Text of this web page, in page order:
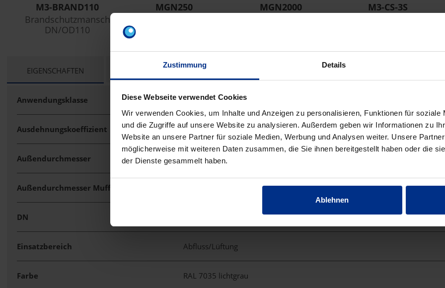
Zustimmung Details
Diese Webseite verwendet Cookies
Wir verwenden Cookies, um Inhalte und Anzeigen zu personalisieren, Funktionen für soziale
und die Zugriffe auf unsere Website zu analysieren. Außerdem geben wir Informationen zu
Website an unsere Partner für soziale Medien, Werbung und Analysen weiter. Unsere
möglicherweise mit weiteren Daten zusammen, die Sie ihnen bereitgestellt haben oder die
der Dienste gesammelt haben.
Ablehnen
M3-BRAND110
Brandschutzmansch
DN/OD110
MGN250
MGN2000
M3-CS-3S
CURRENT
EIGENSCHAFTEN TECHNISCHE UNTERLAGEN
Anwendungsklasse BD
Ausdehnungskoeffizient 0,09 mm/mK
Außendurchmesser 160 mm
Außendurchmesser Muffe
DN
Einsatzbereich Abfluss/Lüftung
Farbe RAL 7035 lichtgrau